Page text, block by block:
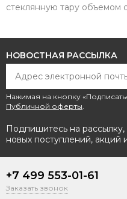
стеклянную тару объемом
НОВОСТНАЯ РАССЫЛКА
Нажимая на кнопку
Публичной оферты.
Подпишитесь на
новых поступлений, акций
+7 499 553-01-61
Заказать звонок